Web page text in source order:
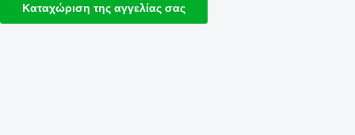
Καταχώριση της αγγελίας σας